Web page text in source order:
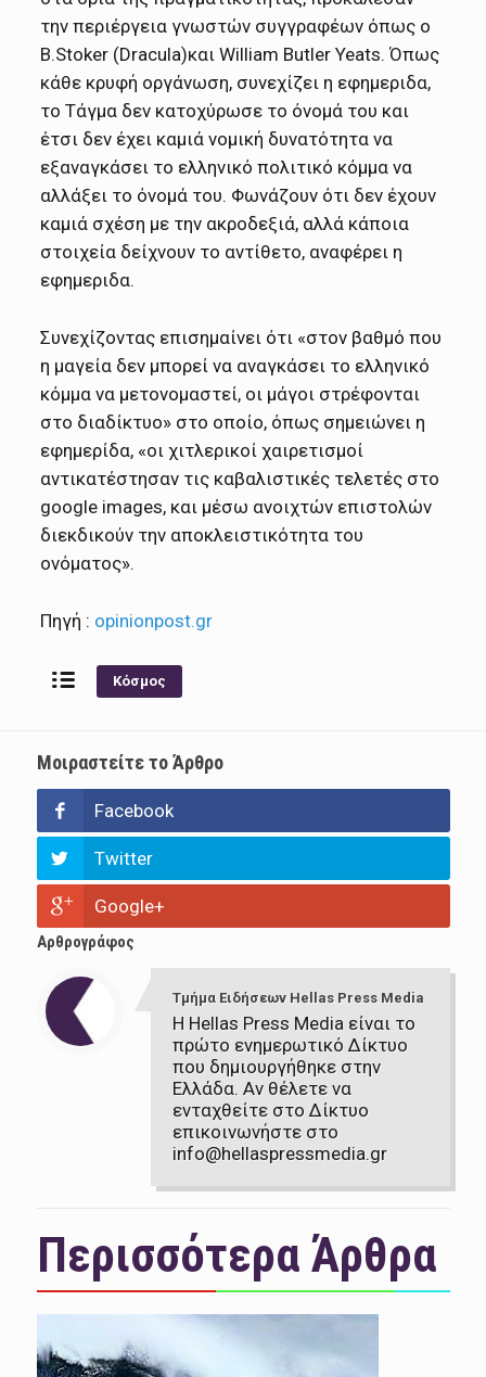
την περιέργεια γνωστών συγγραφέων όπως ο
B.Stoker (Dracula)και William Butler Yeats. Όπως
κάθε κρυφή οργάνωση, συνεχίζει η εφημεριδα,
το Τάγμα δεν κατοχύρωσε το όνομά του και
έτσι δεν έχει καμιά νομική δυνατότητα να
εξαναγκάσει το ελληνικό πολιτικό κόμμα να
αλλάξει το όνομά του. Φωνάζουν ότι δεν έχουν
καμιά σχέση με την ακροδεξιά, αλλά κάποια
στοιχεία δείχνουν το αντίθετο, αναφέρει η
εφημεριδα.
Συνεχίζοντας επισημαίνει ότι «στον βαθμό που
η μαγεία δεν μπορεί να αναγκάσει το ελληνικό
κόμμα να μετονομαστεί, οι μάγοι στρέφονται
στο διαδίκτυο» στο οποίο, όπως σημειώνει η
εφημερίδα, «οι χιτλερικοί χαιρετισμοί
αντικατέστησαν τις καβαλιστικές τελετές στο
google images, και μέσω ανοιχτών επιστολών
διεκδικούν την αποκλειστικότητα του
ονόματος».
Πηγή : opinionpost.gr
Κόσμος
Μοιραστείτε το Άρθρο
Facebook
Twitter
Google+
Αρθρογράφος
Τμήμα Ειδήσεων Hellas Press Media
Η Hellas Press Media είναι το
πρώτο ενημερωτικό Δίκτυο
που δημιουργήθηκε στην
Ελλάδα. Αν θέλετε να
ενταχθείτε στο Δίκτυο
επικοινωνήστε στο
info@hellaspressmedia.gr
Περισσότερα Άρθρα